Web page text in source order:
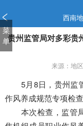
西南
菜
单贵州监管局对多彩贵
来源：地
5月8日，贵州监
作风养成规范专项检查
本次检查，监管
窗
口
打
明